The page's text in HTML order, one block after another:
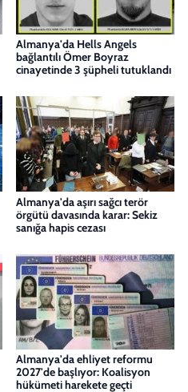
Almanya'da Hells Angels
bağlantılı Ömer Boyraz
cinayetinde 3 şüpheli tutuklandı
Almanya'da aşırı sağcı terör
örgütü davasında karar: Sekiz
sanığa hapis cezası
Almanya'da ehliyet reformu
2027'de başlıyor: Koalisyon
hükümeti harekete geçti